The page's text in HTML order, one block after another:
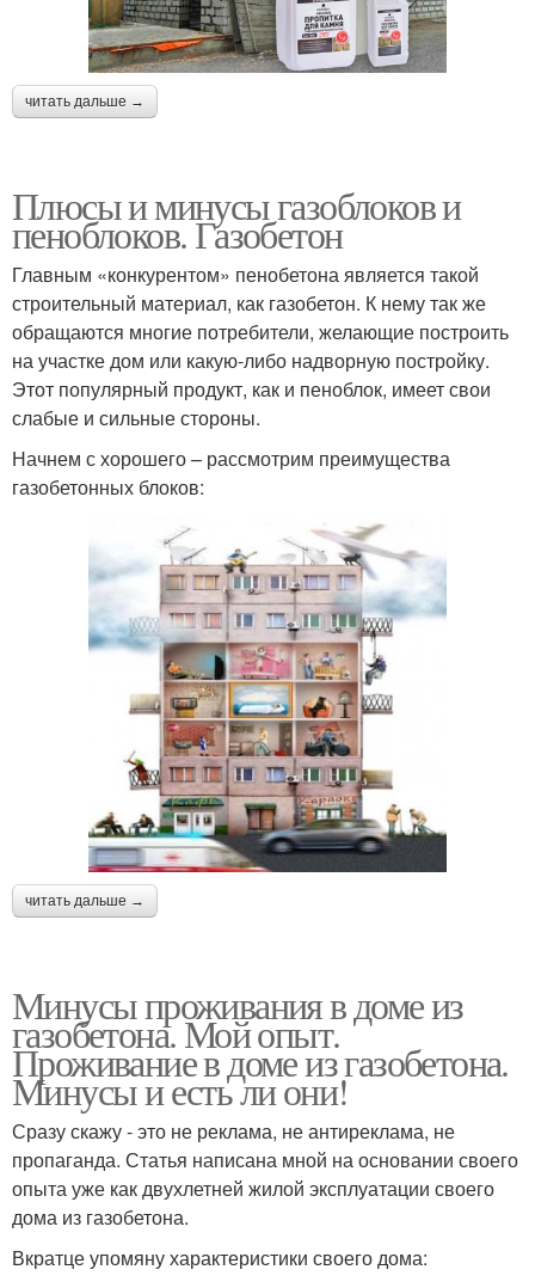
читать дальше →
Плюсы и минусы газоблоков и
пеноблоков. Газобетон
Главным «конкурентом» пенобетона является такой
строительный материал, как газобетон. К нему так же
обращаются многие потребители, желающие построить
на участке дом или какую-либо надворную постройку.
Этот популярный продукт, как и пеноблок, имеет свои
слабые и сильные стороны.
Начнем с хорошего – рассмотрим преимущества
газобетонных блоков:
читать дальше →
Минусы проживания в доме из
газобетона. Мой опыт.
Проживание в доме из газобетона.
Минусы и есть ли они!
Сразу скажу - это не реклама, не антиреклама, не
пропаганда. Статья написана мной на основании своего
опыта уже как двухлетней жилой эксплуатации своего
дома из газобетона.
Вкратце упомяну характеристики своего дома: